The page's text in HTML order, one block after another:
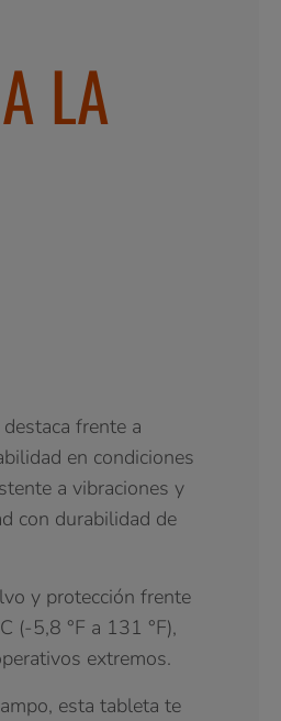
LA
frente a
en condiciones
a vibraciones y
con durabilidad de
y protección frente
(-5,8 °F a 131 °F),
extremos.
esta tableta te